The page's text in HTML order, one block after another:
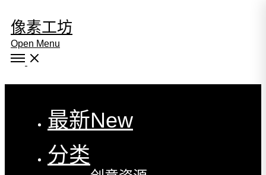
像素工坊
Open Menu
最新New
分类